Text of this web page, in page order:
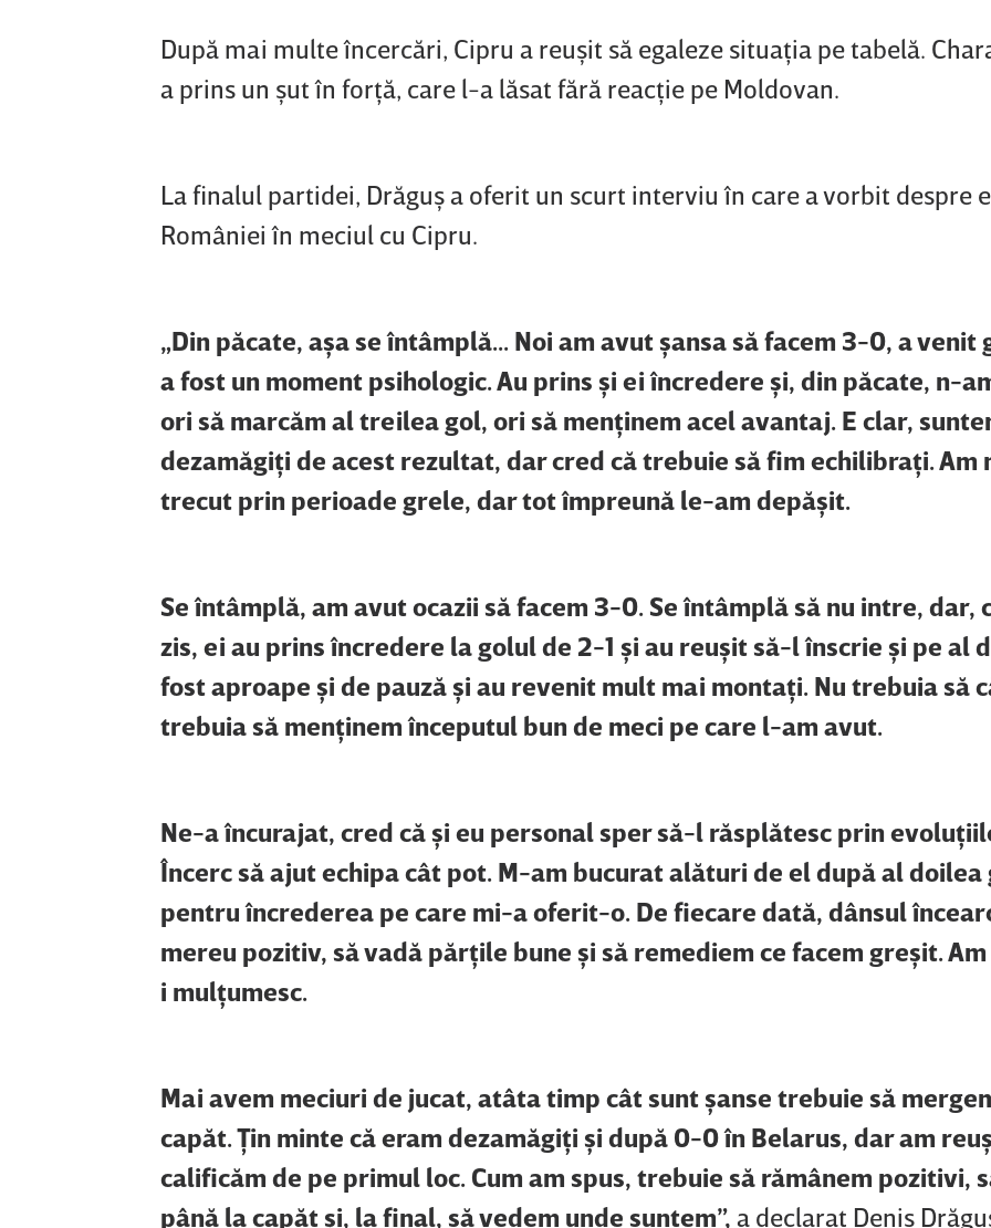
După mai multe încercări, Cipru a reuşit să egaleze situaţia pe tabelă.
a prins un şut în forţă, care l-a lăsat fără reacţie pe Moldovan.
La finalul partidei, Drăguş a oferit un scurt interviu în care a vorbit despre
României în meciul cu Cipru.
„Din păcate, aşa se întâmplă... Noi am avut şansa să facem 3-0, a venit
a fost un moment psihologic. Au prins şi ei încredere şi, din păcate, n-
ori să marcăm al treilea gol, ori să menţinem acel avantaj. E clar,
dezamăgiţi de acest rezultat, dar cred că trebuie să fim echilibraţi. Am
trecut prin perioade grele, dar tot împreună le-am depăşit.
Se întâmplă, am avut ocazii să facem 3-0. Se întâmplă să nu intre, dar,
zis, ei au prins încredere la golul de 2-1 şi au reuşit să-l înscrie şi pe al
fost aproape şi de pauză şi au revenit mult mai montaţi. Nu trebuia să
trebuia să menţinem începutul bun de meci pe care l-am avut.
Ne-a încurajat, cred că şi eu personal sper să-l răsplătesc prin
Încerc să ajut echipa cât pot. M-am bucurat alături de el după al doilea
pentru încrederea pe care mi-a oferit-o. De fiecare dată, dânsul
mereu pozitiv, să vadă părţile bune şi să remediem ce facem greşit.
i mulţumesc.
Mai avem meciuri de jucat, atâta timp cât sunt şanse trebuie să
capăt. Ţin minte că eram dezamăgiţi şi după 0-0 în Belarus, dar am
calificăm de pe primul loc. Cum am spus, trebuie să rămânem pozitivi,
până la capăt şi, la final, să vedem unde suntem”, a declarat Denis